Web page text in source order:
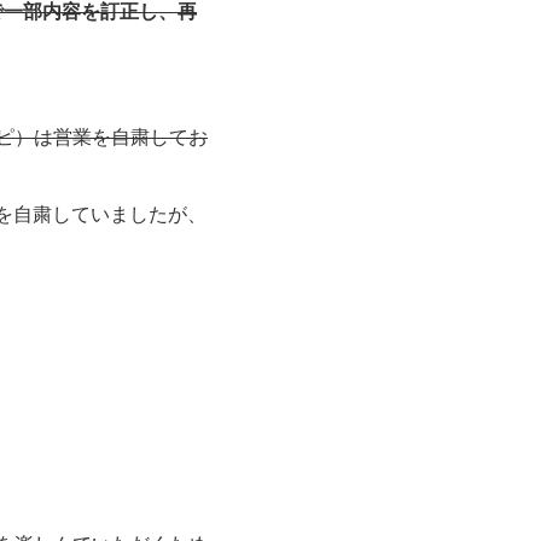
部内容を訂正し、再
）は営業を自粛してお
粛していましたが、